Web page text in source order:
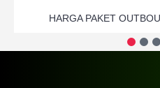
HARGA PAKET